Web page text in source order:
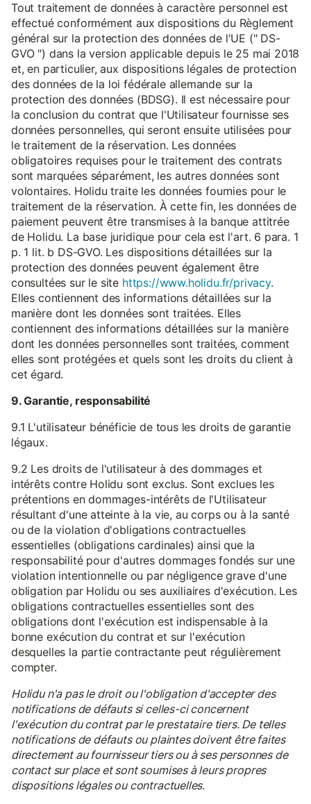
Tout traitement de données à caractère personnel est
effectué conformément aux dispositions du Règlement
général sur la protection des données de l'UE (" DS-
GVO ") dans la version applicable depuis le 25 mai 2018
et, en particulier, aux dispositions légales de protection
des données de la loi fédérale allemande sur la
protection des données (BDSG). Il est nécessaire pour
la conclusion du contrat que l'Utilisateur fournisse ses
données personnelles, qui seront ensuite utilisées pour
le traitement de la réservation. Les données
obligatoires requises pour le traitement des contrats
sont marquées séparément, les autres données sont
volontaires. Holidu traite les données fournies pour le
traitement de la réservation. À cette fin, les données de
paiement peuvent être transmises à la banque attitrée
de Holidu. La base juridique pour cela est l'art. 6 para. 1
p. 1 lit. b DS-GVO. Les dispositions détaillées sur la
protection des données peuvent également être
consultées sur le site https://www.holidu.fr/privacy.
Elles contiennent des informations détaillées sur la
manière dont les données sont traitées. Elles
contiennent des informations détaillées sur la manière
dont les données personnelles sont traitées, comment
elles sont protégées et quels sont les droits du client à
cet égard.
9. Garantie, responsabilité
9.1 L'utilisateur bénéficie de tous les droits de garantie
légaux.
9.2 Les droits de l'utilisateur à des dommages et
intérêts contre Holidu sont exclus. Sont exclues les
prétentions en dommages-intérêts de l'Utilisateur
résultant d'une atteinte à la vie, au corps ou à la santé
ou de la violation d'obligations contractuelles
essentielles (obligations cardinales) ainsi que la
responsabilité pour d'autres dommages fondés sur une
violation intentionnelle ou par négligence grave d'une
obligation par Holidu ou ses auxiliaires d'exécution. Les
obligations contractuelles essentielles sont des
obligations dont l'exécution est indispensable à la
bonne exécution du contrat et sur l'exécution
desquelles la partie contractante peut régulièrement
compter.
Holidu n'a pas le droit ou l'obligation d'accepter des
notifications de défauts si celles-ci concernent
l'exécution du contrat par le prestataire tiers. De telles
notifications de défauts ou plaintes doivent être faites
directement au fournisseur tiers ou à ses personnes de
contact sur place et sont soumises à leurs propres
dispositions légales ou contractuelles.